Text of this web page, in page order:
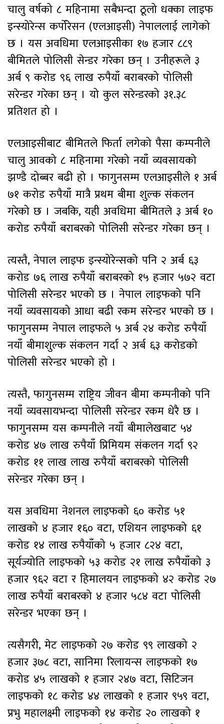
चालु वर्षको ८ महिनामा सबैभन्दा ठूलो धक्का लाइफ
इन्स्योरेन्स कर्पोरेसन (एलआइसी) नेपाललाई लागेको
छ । यस अवधिमा एलआइसीका १७ हजार ८८९
बीमितले पोलिसी सेन्डर गरेका छन् । उनीहरूले ३
अर्ब ९ करोड ९६ लाख रुपैयाँ बराबरको पोलिसी
सरेन्डर गरेका छन् । यो कुल सरेन्डरको ३१.३८
प्रतिशत हो ।
एलआइसीबाट बीमितले फिर्ता लगेको पैसा कम्पनीले
चालु आवको ८ महिनामा गरेको नयाँ व्यवसायको
झण्डै दोब्बर बढी हो । फागुनसम्म एलआइसीले १ अर्ब
७१ करोड रुपैयाँ मात्रै प्रथम बीमा शुल्क संकलन
गरेको छ । जबकि, यही अवधिमा बीमितले ३ अर्ब १०
करोड रुपैयाँ बराबरको पोलिसी सरेन्डर गरेका छन् ।
त्यस्तै, नेपाल लाइफ इन्स्योरेन्सको पनि २ अर्ब ६३
करोड ७६ लाख रुपैयाँ बराबरको १५ हजार ५७२ वटा
पोलिसी सरेन्डर भएको छ । नेपाल लाइफको पनि
नयाँ व्यवसायको आधा बढी रकम सरेन्डर भएको छ ।
फागुनसम्म नेपाल लाइफले ५ अर्ब २४ करोड रुपैयाँ
नयाँ बीमाशुल्क संकलन गर्दा २ अर्ब ६३ करोडको
पोलिसी सरेन्डर भएको हो ।
त्यस्तै, फागुनसम्म राष्ट्रिय जीवन बीमा कम्पनीको पनि
नयाँ व्यवसायभन्दा पोलिसी सरेन्डर रकम धेरै छ ।
फागुनसम्म यस कम्पनीले नयाँ बीमालेखबाट ५४
करोड ४७ लाख रुपैयाँ प्रिमियम संकलन गर्दा ९२
करोड ११ लाख लाख रुपैयाँ बराबरको पोलिसी
सरेन्डर गरेका छन् ।
यस अवधिमा नेशनल लाइफको ६० करोड ५१
लाखको ४ हजार १६० वटा, एशियन लाइफको ६१
करोड १४ लाख रुपैयाँको ५ हजार ८२४ वटा,
सूर्यज्योति लाइफको ५३ करोड २१ लाख रुपैयाँको ३
हजार ९६२ वटा र हिमालयन लाइफको ४२ करोड २७
लाख रुपैयाँ बराबरको ४ हजार ५८४ वटा पोलिसी
सरेन्डर भएका छन् ।
त्यसैगरी, मेट लाइफको २७ करोड ९९ लाखको २
हजार ३७८ वटा, सानिमा रिलायन्स लाइफको १७
करोड ४५ लाखको १ हजार २४७ वटा, सिटिजन
लाइफको १८ करोड ४४ लाखको १ हजार ९५९ वटा,
प्रभु महालक्ष्मी लाइफको १४ करोड २० लाखको १